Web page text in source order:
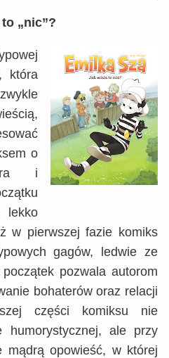
„nic”?
która
o
i
lekko
w pierwszej fazie komiks
gagów, ledwie ze
pozwala autorom
bohaterów oraz relacji
części komiksu nie
humorystycznej, ale przy
mądrą opowieść, w której